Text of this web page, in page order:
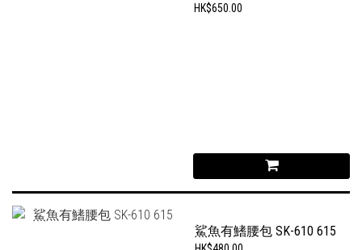
HK$650.00
鯊魚有鰭腰包 SK-610 615